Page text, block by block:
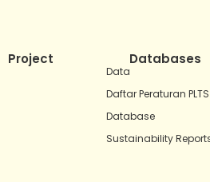
Project Databases
Data
Daftar Peraturan PLTS
Database
Sustainability